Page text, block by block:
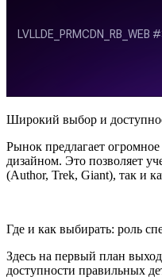
Широкий выбор и
Рынок предлагает
дизайном. Это позволяет
(Author, Trek, Giant), так и
Где и как выбирать: роль
Здесь на первый план
доступности правильных